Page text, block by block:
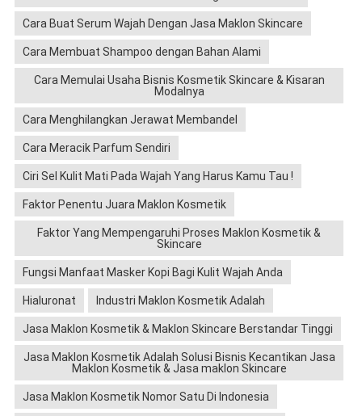
Cara Buat Serum Wajah Dengan Jasa Maklon Skincare
Cara Membuat Shampoo dengan Bahan Alami
Cara Memulai Usaha Bisnis Kosmetik Skincare & Kisaran
Modalnya
Cara Menghilangkan Jerawat Membandel
Cara Meracik Parfum Sendiri
Ciri Sel Kulit Mati Pada Wajah Yang Harus Kamu Tau !
Faktor Penentu Juara Maklon Kosmetik
Faktor Yang Mempengaruhi Proses Maklon Kosmetik &
Skincare
Fungsi Manfaat Masker Kopi Bagi Kulit Wajah Anda
Hialuronat Industri Maklon Kosmetik Adalah
Jasa Maklon Kosmetik & Maklon Skincare Berstandar Tinggi
Jasa Maklon Kosmetik Adalah Solusi Bisnis Kecantikan Jasa
Maklon Kosmetik & Jasa maklon Skincare
Jasa Maklon Kosmetik Nomor Satu Di Indonesia